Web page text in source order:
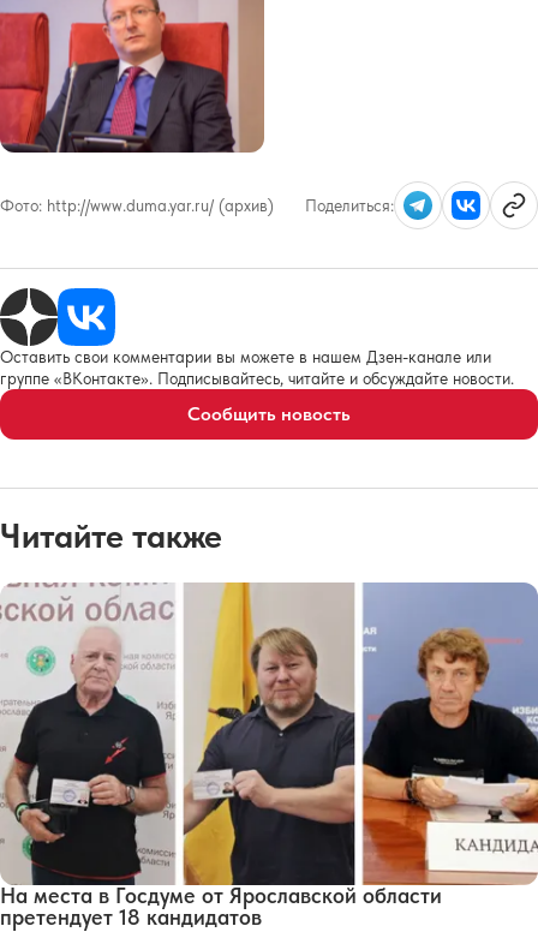
Фото: http://www.duma.yar.ru/ (архив) Поделиться:
Оставить свои комментарии вы можете в нашем Дзен-канале или
группе «ВКонтакте». Подписывайтесь, читайте и обсуждайте новости.
Сообщить новость
Читайте также
На места в Госдуме от Ярославской области
претендует 18 кандидатов